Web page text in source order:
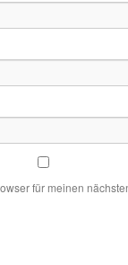
für meinen